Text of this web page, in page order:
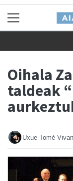
Oihala
taldeak
Uxue Tomé